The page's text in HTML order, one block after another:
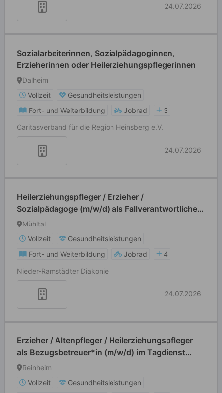
24.07.2026
Sozialarbeiterinnen, Sozialpädagoginnen,
Erzieherinnen oder Heilerziehungspflegerinnen
Dalheim
Vollzeit
Gesundheitsleistungen
Fort- und Weiterbildung
Jobrad
3
Caritasverband für die Region Heinsberg e.V.
24.07.2026
Heilerziehungspfleger / Erzieher /
Sozialpädagoge (m/w/d) als Fallverantwortliche*r
Tagdienst (Früh- /Spätschicht)
Mühltal
Vollzeit
Gesundheitsleistungen
Fort- und Weiterbildung
Jobrad
4
Nieder-Ramstädter Diakonie
24.07.2026
Erzieher / Altenpfleger / Heilerziehungspfleger
als Bezugsbetreuer*in (m/w/d) im Tagdienst
(Früh- und Spätdienste)
Reinheim
Vollzeit
Gesundheitsleistungen